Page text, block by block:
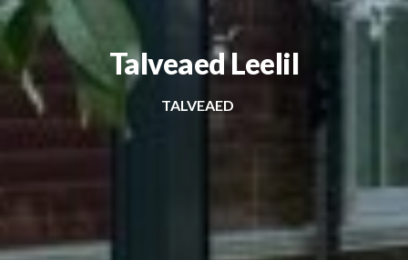
Talveaed Leelil
TALVEAED